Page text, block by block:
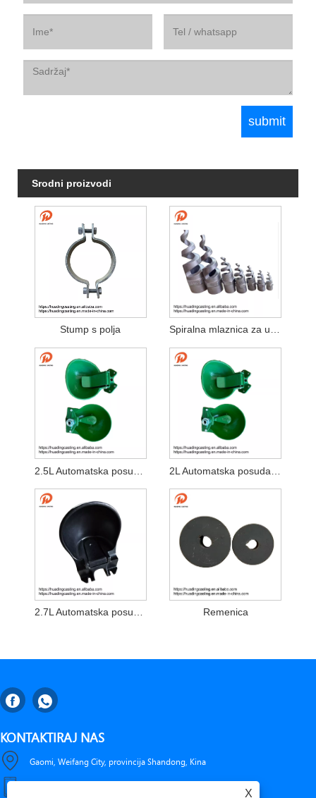
Srodni proizvodi
Stump s polja Spiralna mlaznica za ulaganja
2.7L Automatska posuda za piće krave Remenica
KONTAKTIRAJ NAS
Gaomi, Weifang City, provincija Shandong, Kina
X